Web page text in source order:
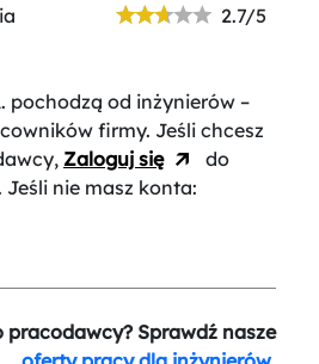
2.7/5
pochodzą od inżynierów –
firmy. Jeśli chcesz
Zaloguj się
do
Jeśli nie masz konta:
pracodawcy? Sprawdź nasze